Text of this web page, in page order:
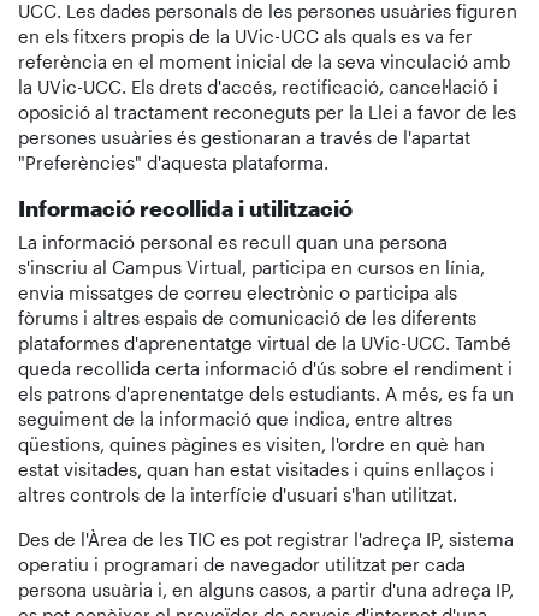
UCC. Les dades personals de les persones usuàries figuren
en els fitxers propis de la UVic-UCC als quals es va fer
referència en el moment inicial de la seva vinculació amb
la UVic-UCC. Els drets d'accés, rectificació, cancel·lació i
oposició al tractament reconeguts per la Llei a favor de les
persones usuàries és gestionaran a través de l'apartat
"Preferències" d'aquesta plataforma.
Informació recollida i utilització
La informació personal es recull quan una persona
s'inscriu al Campus Virtual, participa en cursos en línia,
envia missatges de correu electrònic o participa als
fòrums i altres espais de comunicació de les diferents
plataformes d'aprenentatge virtual de la UVic-UCC. També
queda recollida certa informació d'ús sobre el rendiment i
els patrons d'aprenentatge dels estudiants. A més, es fa un
seguiment de la informació que indica, entre altres
qüestions, quines pàgines es visiten, l'ordre en què han
estat visitades, quan han estat visitades i quins enllaços i
altres controls de la interfície d'usuari s'han utilitzat.
Des de l'Àrea de les TIC es pot registrar l'adreça IP, sistema
operatiu i programari de navegador utilitzat per cada
persona usuària i, en alguns casos, a partir d'una adreça IP,